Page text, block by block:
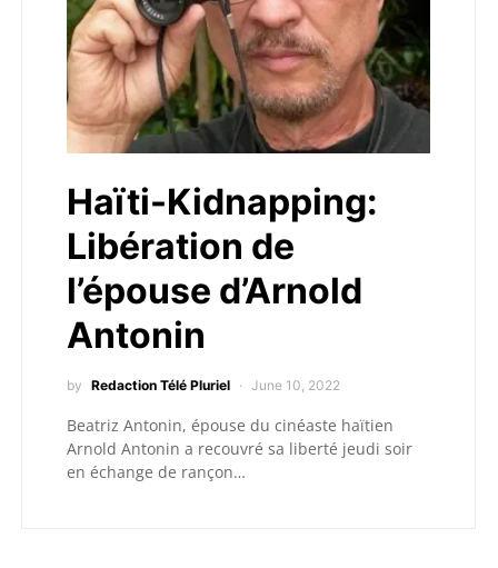
Haïti-Kidnapping:
Libération de
l’épouse d’Arnold
Antonin
by Redaction Télé Pluriel June 10, 2022
Beatriz Antonin, épouse du cinéaste haïtien
Arnold Antonin a recouvré sa liberté jeudi soir
en échange de rançon…